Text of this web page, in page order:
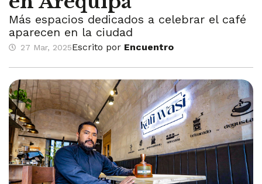
Más espacios dedicados a celebrar el café
aparecen en la ciudad
27 Mar, 2025Escrito por Encuentro